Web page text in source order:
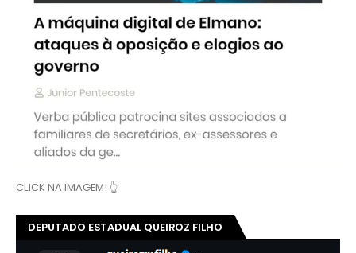
CLICK NA IMAGEM! 👆
DEPUTADO ESTADUAL QUEIROZ FILHO